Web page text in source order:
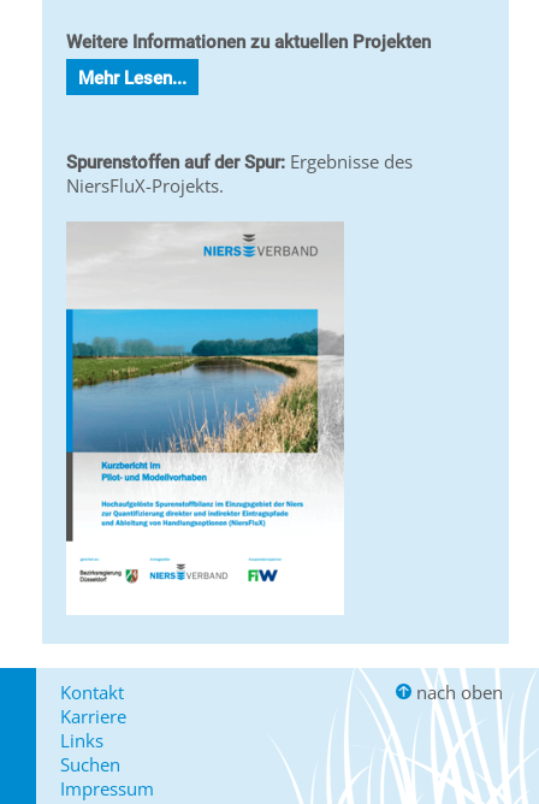
Weitere Informationen zu aktuellen Projekten
Mehr Lesen...
Spurenstoffen auf der Spur: Ergebnisse des
NiersFluX-Projekts.
Kontakt
Karriere
Links
Suchen
Impressum
nach oben